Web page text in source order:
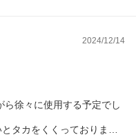
大きいやつ(50cmくらい)
塊は砕いて飛ばしてくれ
ましたので良かったで
盤で手前に山を作ると後
ママさんダンプの辛い２
なパワーありでしょう
2024/12/14
徐々に使用する予定でし
タカをくくっておりまし